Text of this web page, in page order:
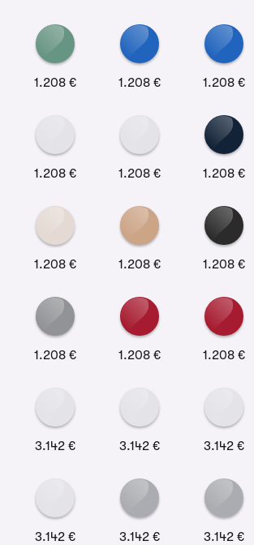
1.208 € 1.208 € 1.208 €
1.208 € 1.208 € 1.208 €
1.208 € 1.208 € 1.208 €
1.208 € 1.208 € 1.208 €
3.142 € 3.142 € 3.142 €
3.142 € 3.142 € 3.142 €